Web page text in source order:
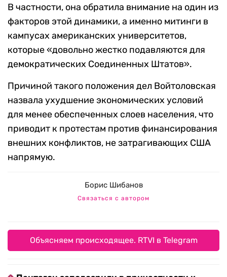
В частности, она обратила внимание на один из
факторов этой динамики, а именно митинги в
кампусах американских университетов,
которые «довольно жестко подавляются для
демократических Соединенных Штатов».
Причиной такого положения дел Войтоловская
назвала ухудшение экономических условий
для менее обеспеченных слоев населения, что
приводит к протестам против финансирования
внешних конфликтов, не затрагивающих США
напрямую.
Борис Шибанов
Связаться с автором
Объясняем происходящее. RTVI в Telegram